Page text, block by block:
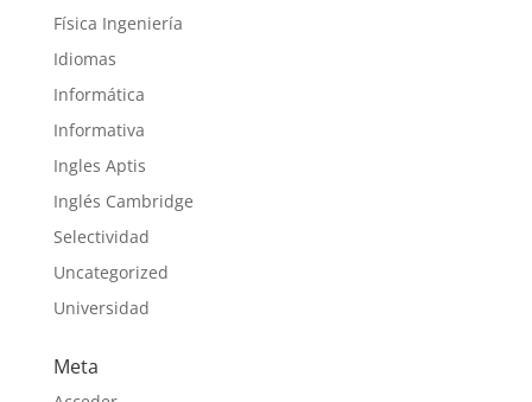
Física Ingeniería
Idiomas
Informática
Informativa
Ingles Aptis
Inglés Cambridge
Selectividad
Uncategorized
Universidad
Meta